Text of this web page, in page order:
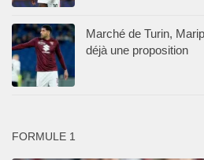
Marché de Turin,
déjà une proposition
FORMULE 1